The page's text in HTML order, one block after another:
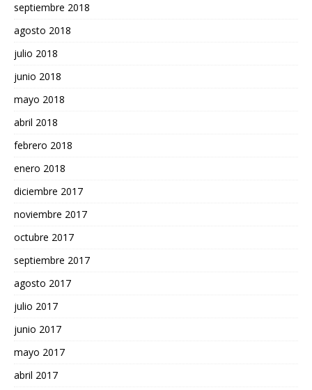
septiembre 2018
agosto 2018
julio 2018
junio 2018
mayo 2018
abril 2018
febrero 2018
enero 2018
diciembre 2017
noviembre 2017
octubre 2017
septiembre 2017
agosto 2017
julio 2017
junio 2017
mayo 2017
abril 2017